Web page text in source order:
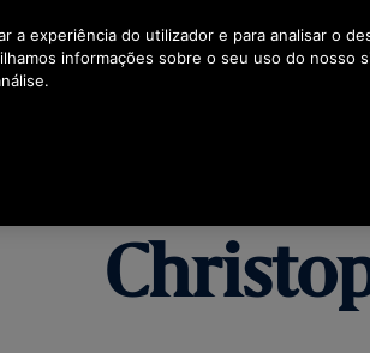
Principal
TELEVENDAS 0800 703
a experiência do utilizador e para analisar o
informações sobre o seu uso do nosso